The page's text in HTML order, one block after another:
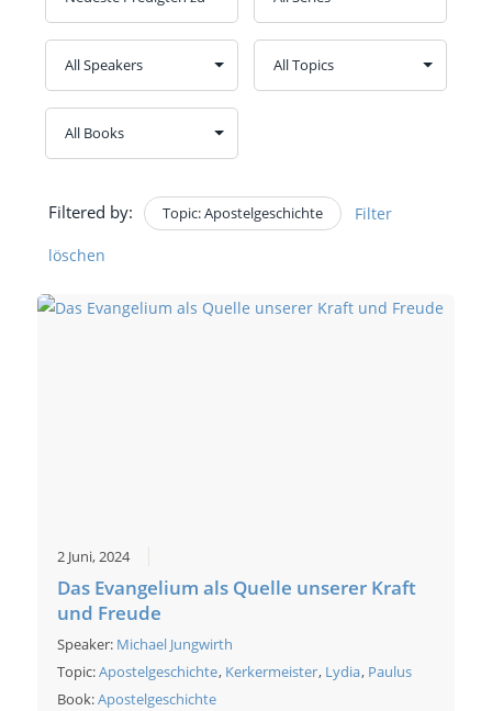
Filtered by: Topic: Apostelgeschichte
Filter
löschen
2 Juni, 2024
Das Evangelium als Quelle unserer Kraft
und Freude
Speaker: Michael Jungwirth
Topic:Apostelgeschichte, Kerkermeister, Lydia, Paulus
Book:Apostelgeschichte